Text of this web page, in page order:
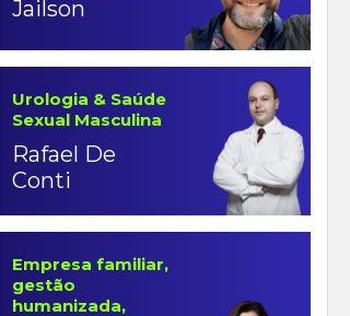
Jailson
Urologia & Saúde
Sexual Masculina
Rafael De
Conti
Empresa familiar,
gestão
humanizada,